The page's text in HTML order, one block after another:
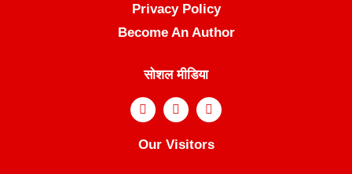
Privacy Policy
Become An Author
सोशल मीडिया
Our Visitors